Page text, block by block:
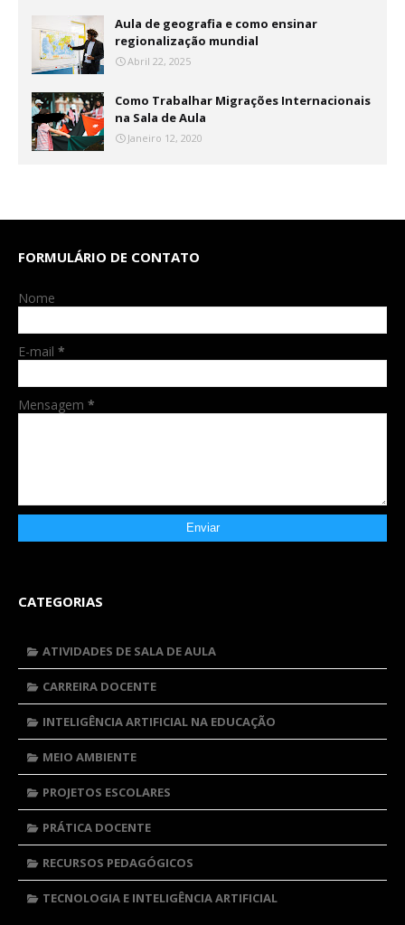
Aula de geografia e como ensinar
regionalização mundial
Abril 22, 2025
Como Trabalhar Migrações Internacionais
na Sala de Aula
Janeiro 12, 2020
FORMULÁRIO DE CONTATO
Nome
E-mail *
Mensagem *
CATEGORIAS
ATIVIDADES DE SALA DE AULA
CARREIRA DOCENTE
INTELIGÊNCIA ARTIFICIAL NA EDUCAÇÃO
MEIO AMBIENTE
PROJETOS ESCOLARES
PRÁTICA DOCENTE
RECURSOS PEDAGÓGICOS
TECNOLOGIA E INTELIGÊNCIA ARTIFICIAL